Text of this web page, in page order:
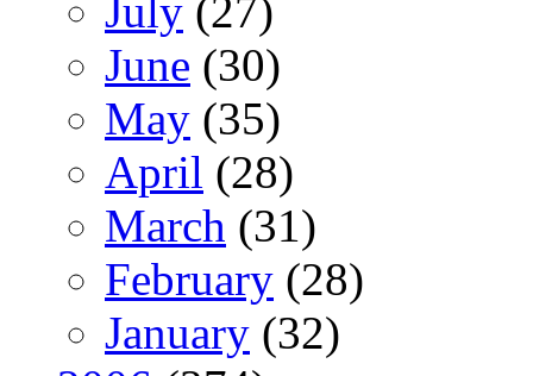
July (27)
June (30)
May (35)
April (28)
March (31)
February (28)
January (32)